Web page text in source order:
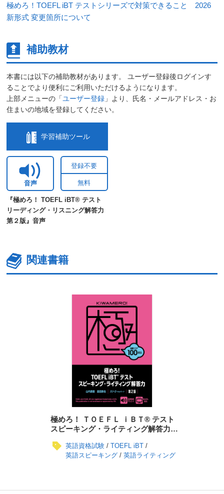
極めろ！TOEFL iBT テストシリーズで対策できること 2026
新形式 変更箇所について
補助教材
本書には以下の補助教材があります。 ユーザー登録後ログインす
ることでより便利にご利用いただけるようになります。
上部メニューの「ユーザー登録 」より、氏名・メールアドレス・お
住まいの地域を登録してください。
学習補助ツール
音声
登録不要
無料
『極めろ！ TOEFL iBT® テスト
リーディング・リスニング解答力
第２版』音声
関連書籍
極めろ！ ＴＯＥＦＬ ｉＢＴ® テスト
スピーキング・ライティング解答力
英語資格試験
TOEFL iBT
英語スピーキング
英語ライティング